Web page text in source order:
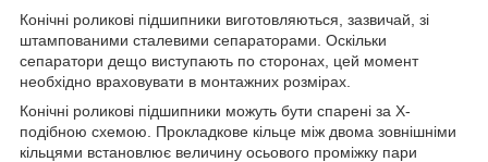
Конічні роликові підшипники виготовляються, зазвичай, зі
штампованими сталевими сепараторами. Оскільки
сепаратори дещо виступають по сторонах, цей момент
необхідно враховувати в монтажних розмірах.
Конічні роликові підшипники можуть бути спарені за Х-
подібною схемою. Прокладкове кільце між двома зовнішніми
кільцями встановлює величину осьового проміжку пари